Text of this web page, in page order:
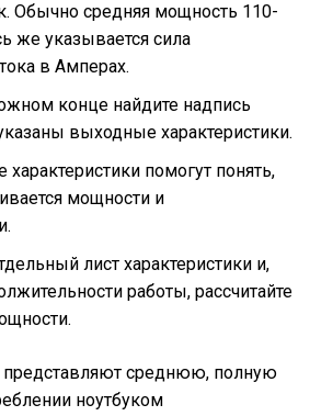
Обычно средняя мощность 110-
же указывается сила
в Амперах.
конце найдите надпись
выходные характеристики.
помогут понять,
мощности и
лист характеристики и,
работы, рассчитайте
среднюю, полную
ноутбуком